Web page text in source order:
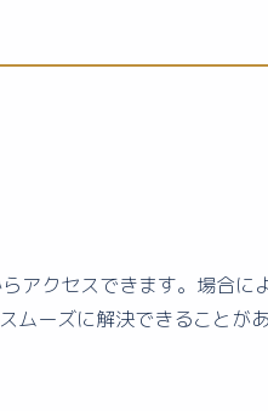
アクセスできます。場合に
ーズに解決できることがあ